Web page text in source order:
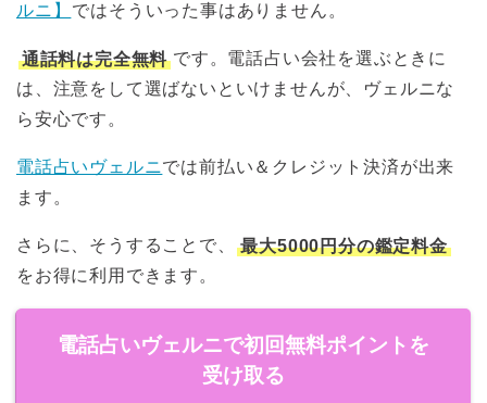
ルニ】 ではそういった事はありません。
通話料は完全無料 です。電話占い会社を選ぶときに
は、注意をして選ばないといけませんが、ヴェルニな
ら安心です。
電話占いヴェルニでは前払い＆クレジット決済が出来
ます。
さらに、そうすることで、
最大5000円分の鑑定料金
をお得に利用できます。
電話占いヴェルニで初回無料ポイントを
受け取る